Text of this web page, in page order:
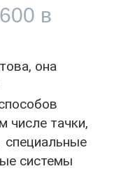
в
она
числе тачки,
системы